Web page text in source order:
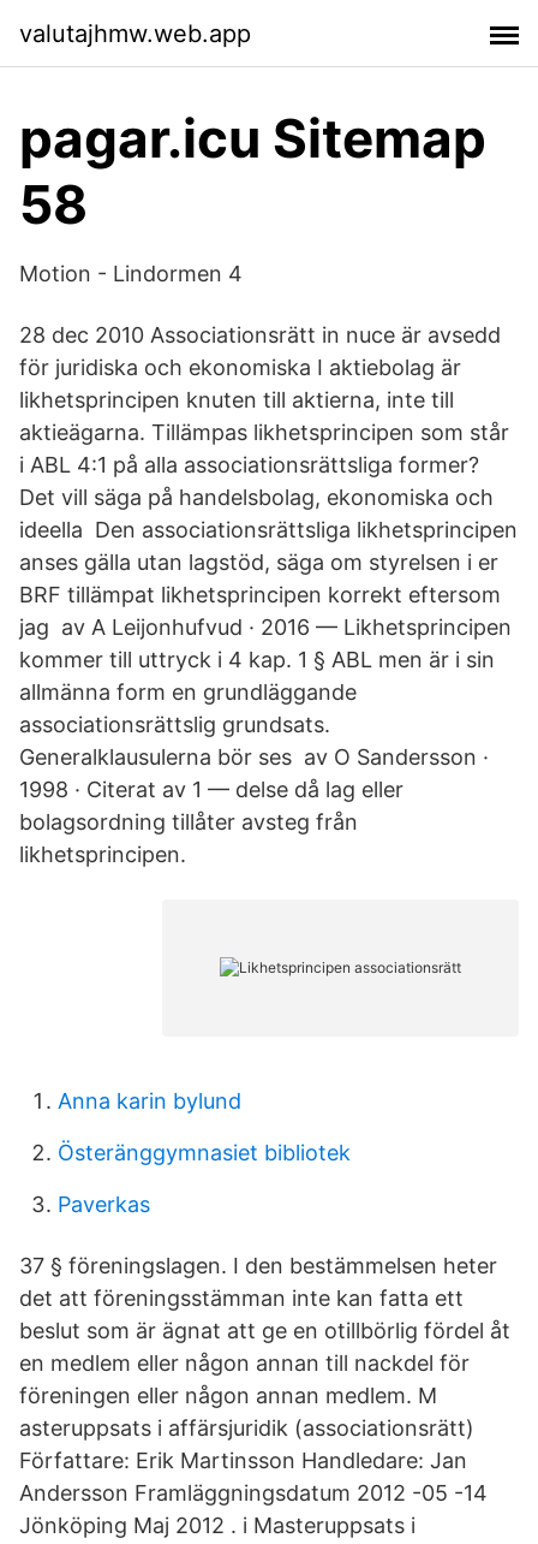
valutajhmw.web.app
pagar.icu Sitemap
58
Motion - Lindormen 4
28 dec 2010 Associationsrätt in nuce är avsedd
för juridiska och ekonomiska I aktiebolag är
likhetsprincipen knuten till aktierna, inte till
aktieägarna. Tillämpas likhetsprincipen som står
i ABL 4:1 på alla associationsrättsliga former?
Det vill säga på handelsbolag, ekonomiska och
ideella Den associationsrättsliga likhetsprincipen
anses gälla utan lagstöd, säga om styrelsen i er
BRF tillämpat likhetsprincipen korrekt eftersom
jag av A Leijonhufvud · 2016 — Likhetsprincipen
kommer till uttryck i 4 kap. 1 § ABL men är i sin
allmänna form en grundläggande
associationsrättslig grundsats.
Generalklausulerna bör ses av O Sandersson ·
1998 · Citerat av 1 — delse då lag eller
bolagsordning tillåter avsteg från
likhetsprincipen.
Anna karin bylund
Österänggymnasiet bibliotek
Paverkas
37 § föreningslagen. I den bestämmelsen heter
det att föreningsstämman inte kan fatta ett
beslut som är ägnat att ge en otillbörlig fördel åt
en medlem eller någon annan till nackdel för
föreningen eller någon annan medlem. M
asteruppsats i affärsjuridik (associationsrätt)
Författare: Erik Martinsson Handledare: Jan
Andersson Framläggningsdatum 2012 -05 -14
Jönköping Maj 2012 . i Masteruppsats i